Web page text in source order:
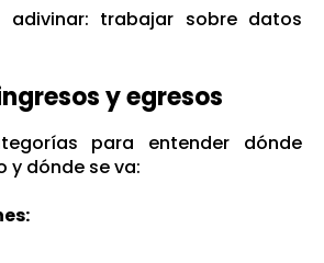
trabajar sobre datos
y egresos
para entender dónde
y dónde se va: